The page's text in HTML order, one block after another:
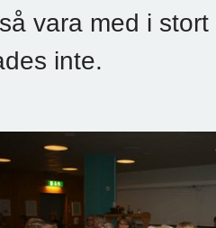
vara med i stort
inte.